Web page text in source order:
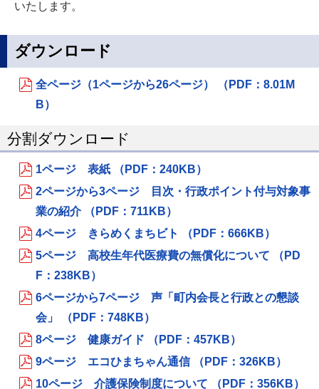
いたします。
ダウンロード
全ページ（1ページから26ページ） （PDF：8.01M
B）
分割ダウンロード
1ページ 表紙 （PDF：240KB）
2ページから3ページ 目次・行政ポイント付与対象事
業の紹介 （PDF：711KB）
4ページ きらめくまちビト （PDF：666KB）
5ページ 高校生年代医療費の無償化について （PD
F：238KB）
6ページから7ページ 声「町内会長と行政との懇談
会」 （PDF：748KB）
8ページ 健康ガイド （PDF：457KB）
9ページ エコひまちゃん通信 （PDF：326KB）
10ページ 介護保険制度について （PDF：356KB）